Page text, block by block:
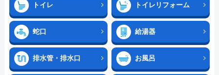
トイレ トイレリフォーム
蛇口 給湯器
排水管・排水口 お風呂